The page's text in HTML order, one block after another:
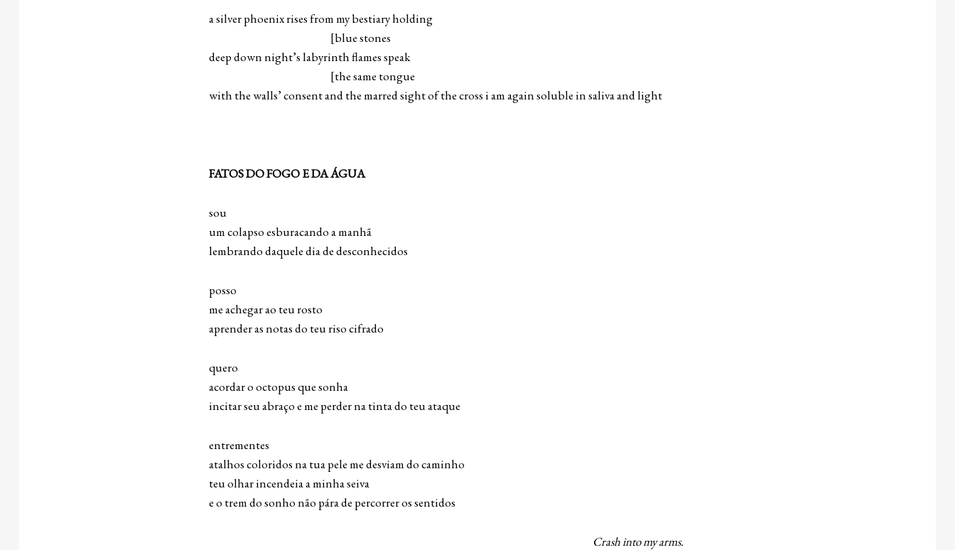
a silver phoenix rises from my bestiary holding
[blue stones
deep down night’s labyrinth flames speak
[the same tongue
with the walls’ consent and the marred sight of the cross i am again soluble in saliva and light
FATOS DO FOGO E DA ÁGUA
sou
um colapso esburacando a manhã
lembrando daquele dia de desconhecidos
posso
me achegar ao teu rosto
aprender as notas do teu riso cifrado
quero
acordar o octopus que sonha
incitar seu abraço e me perder na tinta do teu ataque
entrementes
atalhos coloridos na tua pele me desviam do caminho
teu olhar incendeia a minha seiva
e o trem do sonho não pára de percorrer os sentidos
Crash into my arms.